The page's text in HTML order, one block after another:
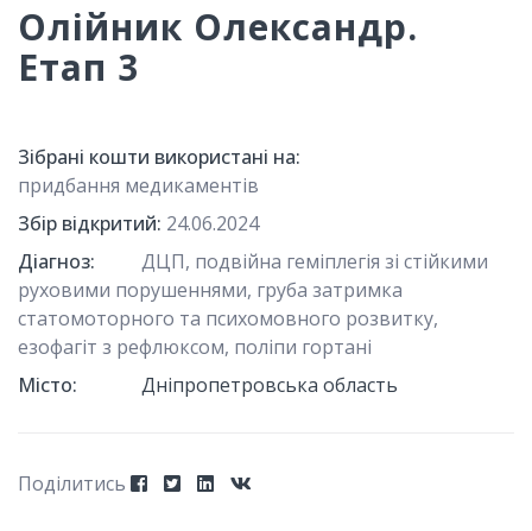
Олійник Олександр.
Етап 3
Зібрані кошти використані на:
придбання медикаментів
Збір відкритий: 24.06.2024
Діагноз:
ДЦП, подвійна геміплегія зі стійкими
руховими порушеннями, груба затримка
статомоторного та психомовного розвитку,
езофагіт з рефлюксом, поліпи гортані
Місто:
Дніпропетровська область
Поділитись